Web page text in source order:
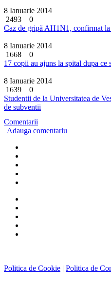
8 Ianuarie 2014
2493
0
Caz de gripă AH1N1, confirmat
8 Ianuarie 2014
1668
0
17 copii au ajuns la spital dupa ce
8 Ianuarie 2014
1639
0
Studentii de la Universitatea de
de subventii
Comentarii
Adauga comentariu
Politica de Cookie | Politica de